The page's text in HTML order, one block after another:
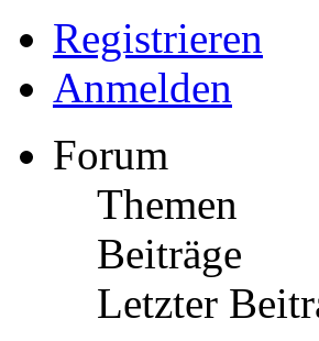
Registrieren
Anmelden
Forum
Themen
Beiträge
Letzter